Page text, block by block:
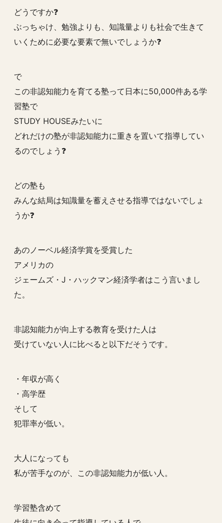
どうですか❓
ぶっちゃけ、勉強よりも、知識量よりも社会で生きて
いくために必要な要素で無いでしょうか❓
で
この非認知能力を育てる塾って日本に50,000件ある学
習塾で
STUDY HOUSEみたいに
どれだけの塾が非認知能力に重きを置いて指導してい
るのでしょう❓
どの塾も
みんな結局は知識量を蓄えさせる指導ではないでしょ
うか❓
あのノーベル経済学賞を受賞した
アメリカの
ジェームズ・J・ハックマン経済学者はこう言いまし
た。
非認知能力が向上する教育を受けた人は
受けていない人に比べると以下だそうです。
・年収が高く
・高学歴
そして
犯罪率が低い。
大人になっても
私が苦手なのが、この非認知能力が低い人。
学習塾含めて